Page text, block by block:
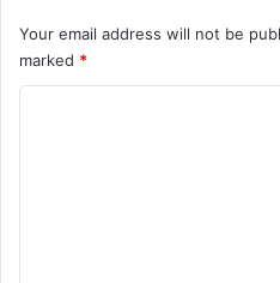
Your email address will not be
marked *